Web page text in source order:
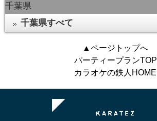
千葉県
千葉県すべて
▲ページトップへ
パーティープランTOP
カラオケの鉄人HOME